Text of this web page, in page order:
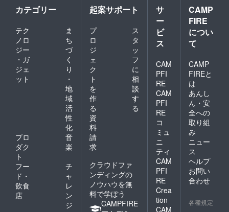
め」・「Yes
愛am ～そう
だ、愛が在
る～」・
終活バイブ
ル」他があ
る。
カテゴリー
テク
ノロ
ジー
・ガ
ジェ
ット
ま
ち
づ
く
り
・
地
域
活
性
化
プロ
ダク
ト
音
楽
フー
ド・
飲食
店
チ
ャ
レ
ン
ジ
起案サポート
プ
ロ
ジ
ェ
ク
ト
を
作
る
ス
タ
ッ
フ
に
相
談
す
る
資
料
請
求
クラウドファ
ンディングの
ノウハウを無
料で学ぼう
CAMPFIRE
サ
ー
ビ
ス
CAM
PFI
RE
CAM
PFI
RE
コ
ミュ
ニ
ティ
CAM
PFI
RE
Crea
tion
CAM
CAMP
FIRE
につい
て
CAMP
FIREと
は
あんし
ん・安
全への
取り組
み
ニュー
ス
ヘルプ
お問い
合わせ
各種規定